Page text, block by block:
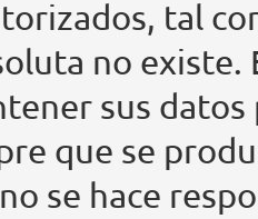
tal
no
sus
que se
se hace